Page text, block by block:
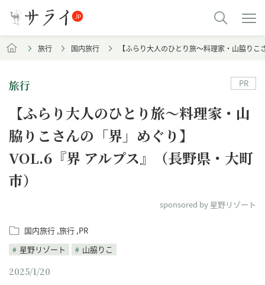
旅行 国内旅行 【ふらり大人のひとり旅～料理家・山脇り
旅行
【ふらり大人のひとり旅～料理家・山
脇りこさんの「界」めぐり】
VOL.6『界 アルプス』（長野県・大町
市）
sponsored by 星野リゾート
国内旅行 旅行 PR
星野リゾート
山脇りこ
2025/1/20
PR